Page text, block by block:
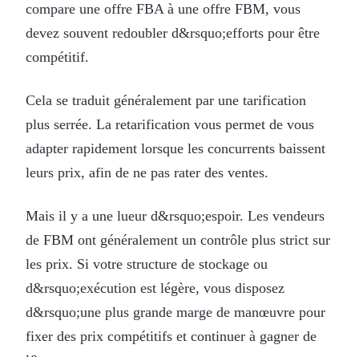
compare une offre FBA à une offre FBM, vous
devez souvent redoubler d&rsquo;efforts pour être
compétitif.
Cela se traduit généralement par une tarification
plus serrée. La retarification vous permet de vous
adapter rapidement lorsque les concurrents baissent
leurs prix, afin de ne pas rater des ventes.
Mais il y a une lueur d&rsquo;espoir. Les vendeurs
de FBM ont généralement un contrôle plus strict sur
les prix. Si votre structure de stockage ou
d&rsquo;exécution est légère, vous disposez
d&rsquo;une plus grande marge de manœuvre pour
fixer des prix compétitifs et continuer à gagner de